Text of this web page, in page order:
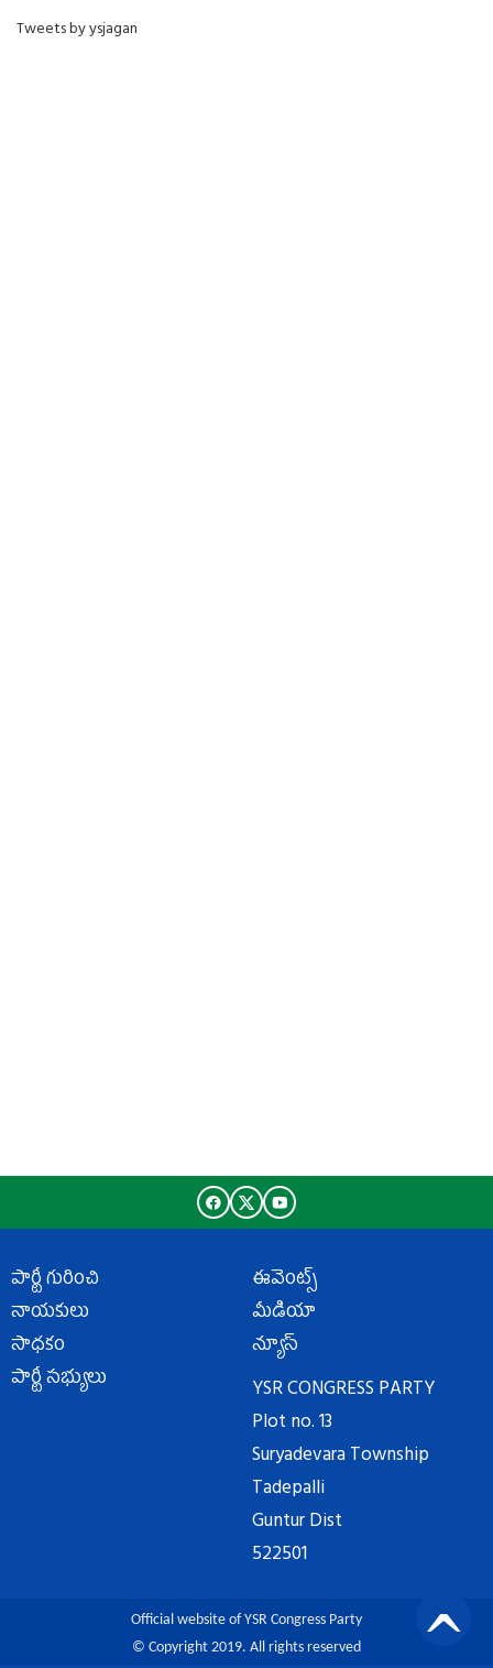
Tweets by ysjagan
పార్టీ గురించి
నాయకులు
సాధకం
పార్టీ సభ్యులు
ఈవెంట్స్
మీడియా
న్యూస్
YSR CONGRESS PARTY
Plot no. 13
Suryadevara Township
Tadepalli
Guntur Dist
522501
Official website of YSR Congress Party
© Copyright 2019. All rights reserved